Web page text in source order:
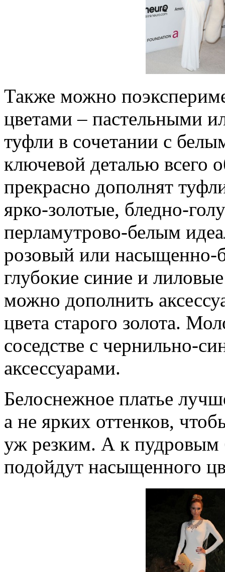
Также можно
цветами – пастельными
туфли в сочетании с
ключевой деталью всего
прекрасно дополнят
ярко-золотые, бледно-
перламутрово-белым
розовый или насыщенно-
глубокие синие и
можно дополнить
цвета старого золота.
соседстве с чернильно-
аксессуарами.
Белоснежное платье
а не ярких оттенков,
уж резким. А к пудровым
подойдут насыщенного